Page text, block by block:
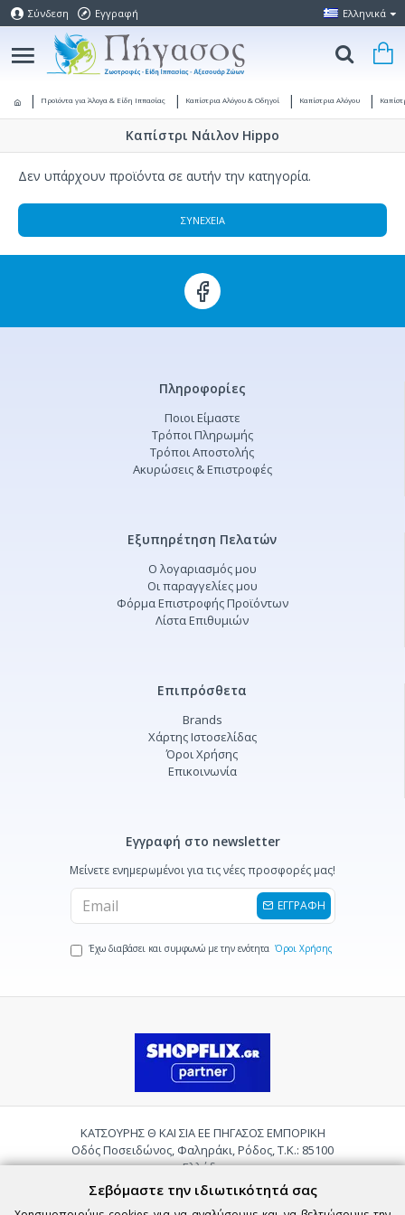
Σύνδεση Εγγραφή Ελληνικά
Προϊόντα για Άλογα & Είδη Ιππασίας Καπίστρια Αλόγου & Οδηγοί Καπίστρια Αλόγου
Καπίστρι Νάιλον Hippo
Δεν υπάρχουν προϊόντα σε αυτήν την κατηγορία.
ΣΥΝΈΧΕΙΑ
Πληροφορίες
Ποιοι Είμαστε
Τρόποι Πληρωμής
Τρόποι Αποστολής
Ακυρώσεις & Επιστροφές
Εξυπηρέτηση Πελατών
Ο λογαριασμός μου
Οι παραγγελίες μου
Φόρμα Επιστροφής Προϊόντων
Λίστα Επιθυμιών
Επιπρόσθετα
Brands
Χάρτης Ιστοσελίδας
Όροι Χρήσης
Επικοινωνία
Εγγραφή στο newsletter
Μείνετε ενημερωμένοι για τις νέες προσφορές μας!
ΕΓΓΡΑΦΗ
Έχω διαβάσει και συμφωνώ με την ενότητα Όροι Χρήσης
ΚΑΤΣΟΥΡΗΣ Θ ΚΑΙ ΣΙΑ ΕΕ ΠΗΓΑΣΟΣ ΕΜΠΟΡΙΚΗ
Οδός Ποσειδώνος, Φαληράκι, Ρόδος, Τ.Κ.: 85100
Ελλάδα
Τηλ.:2241085059
Email:
pigasosemporiki@gmail.com
Σεβόμαστε την ιδιωτικότητά σας